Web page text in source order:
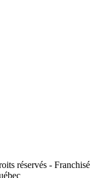
réservés - Franchisé